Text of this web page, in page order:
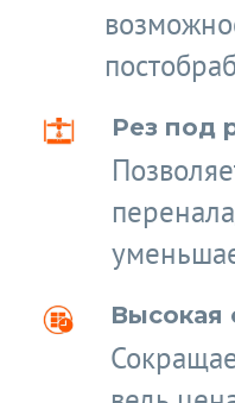
Рез под
Высокая